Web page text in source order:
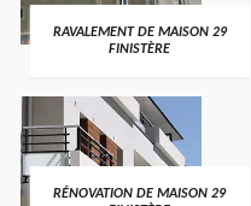
RAVALEMENT DE MAISON 29
FINISTÈRE
RÉNOVATION DE MAISON 29